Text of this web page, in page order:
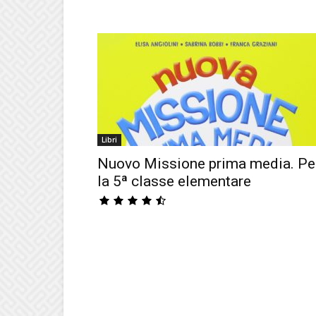
Libri
Nuovo Missione prima media.
la 5ª classe elementare